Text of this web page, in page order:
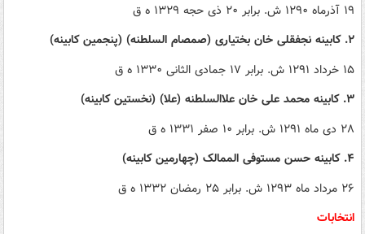
۱۹ آذرماه ۱۲۹۰ ش. برابر ۲۰ ذی حجه ۱۳۲۹ ه ق
۲. کابینه نجفقلی خان بختیاری (صمصام السلطنه) (پنجمین کابینه)
۱۵ خرداد ۱۲۹۱ ش. برابر ۱۷ جمادی الثانی ۱۳۳۰ ه ق
۳. کابینه محمد علی خان علاالسلطنه (علا) (نخستین کابینه)
۲۸ دی ماه ۱۲۹۱ ش. برابر ۱۰ صفر ۱۳۳۱ ه ق
۴. کابینه حسن مستوفی الممالک (چهارمین کابینه)
۲۶ مرداد ماه ۱۲۹۳ ش. برابر ۲۵ رمضان ۱۳۳۲ ه ق
انتخابات